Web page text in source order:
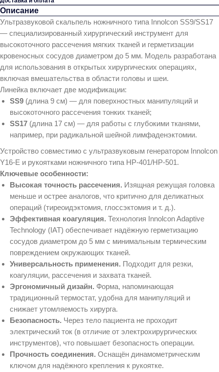
Описание
Ультразвуковой скальпель ножничного типа Innolcon SS9/SS17
— специализированный хирургический инструмент для
высокоточного рассечения мягких тканей и герметизации
кровеносных сосудов диаметром до 5 мм. Модель разработана
для использования в открытых хирургических операциях,
включая вмешательства в области головы и шеи.
Линейка включает две модификации:
SS9 (длина 9 см) — для поверхностных манипуляций и
высокоточного рассечения тонких тканей;
SS17 (длина 17 см) — для работы с глубокими тканями,
например, при радикальной шейной лимфаденэктомии.
Устройство совместимо с ультразвуковым генератором Innolcon
Y16‑E и рукоятками ножничного типа HP‑401/HP‑501.
Ключевые особенности:
Высокая точность рассечения. Изящная режущая головка
меньше и острее аналогов, что критично для деликатных
операций (тиреоидэктомия, глоссэктомия и т. д.).
Эффективная коагуляция. Технология Innolcon Adaptive
Technology (IAT) обеспечивает надёжную герметизацию
сосудов диаметром до 5 мм с минимальным термическим
повреждением окружающих тканей.
Универсальность применения. Подходит для резки,
коагуляции, рассечения и захвата тканей.
Эргономичный дизайн. Форма, напоминающая
традиционный термостат, удобна для манипуляций и
снижает утомляемость хирурга.
Безопасность. Через тело пациента не проходит
электрический ток (в отличие от электрохирургических
инструментов), что повышает безопасность операции.
Прочность соединения. Оснащён динамометрическим
ключом для надёжного крепления к рукоятке.